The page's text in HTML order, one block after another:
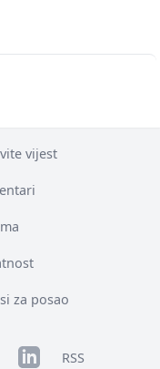
vijest
za posao
LinkedInRSS